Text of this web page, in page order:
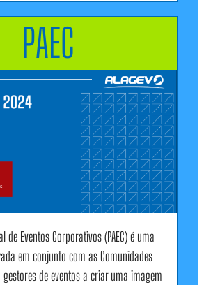
PAEC
de Eventos Corporativos (PAEC) é uma
em conjunto com as Comunidades
gestores de eventos a criar uma imagem